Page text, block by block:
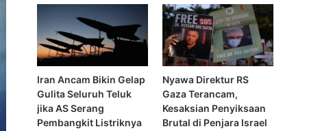
Iran Ancam Bikin Gelap
Gulita Seluruh Teluk
jika AS Serang
Pembangkit Listriknya
Nyawa Direktur RS
Gaza Terancam,
Kesaksian Penyiksaan
Brutal di Penjara Israel